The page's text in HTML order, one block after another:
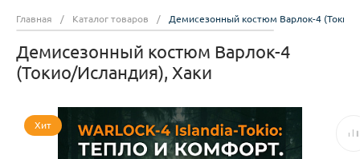
Главная / Каталог товаров / Демисезонный костюм Варлок-4 (Токио/
Демисезонный костюм Варлок-4
(Токио/Исландия), Хаки
Хит